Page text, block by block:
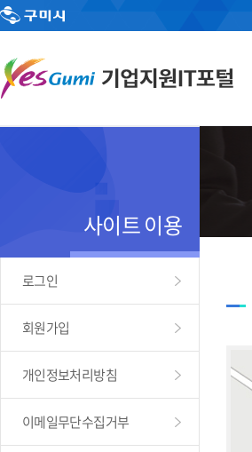
사이트 이용
로그인
회원가입
개인정보처리방침
이메일무단수집거부